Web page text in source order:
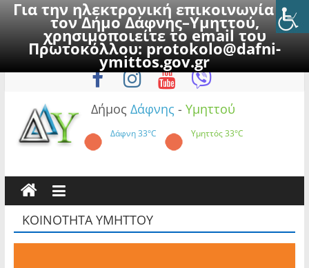
Για την ηλεκτρονική επικοινωνία με
τον Δήμο Δάφνης–Υμηττού,
χρησιμοποιείτε το email του
Πρωτοκόλλου:protokolo@dafni-
ymittos.gov.gr
to
Κυριακή, 9 Αυγούστου 2026
Δήμος Δάφνης - Υμηττού
Δάφνη33°C Υμηττός33°C
ΚΟΙΝΟΤΗΤΑ ΥΜΗΤΤΟΥ